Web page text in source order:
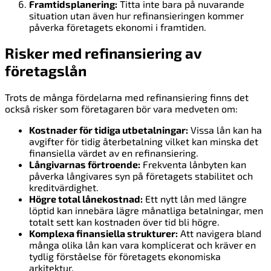
Framtidsplanering: Titta inte bara på nuvarande
situation utan även hur refinansieringen kommer
påverka företagets ekonomi i framtiden.
Risker med refinansiering av
företagslån
Trots de många fördelarna med refinansiering finns det
också risker som företagaren bör vara medveten om:
Kostnader för tidiga utbetalningar: Vissa lån kan ha
avgifter för tidig återbetalning vilket kan minska det
finansiella värdet av en refinansiering.
Långivarnas förtroende: Frekventa lånbyten kan
påverka långivares syn på företagets stabilitet och
kreditvärdighet.
Högre total lånekostnad: Ett nytt lån med längre
löptid kan innebära lägre månatliga betalningar, men
totalt sett kan kostnaden över tid bli högre.
Komplexa finansiella strukturer: Att navigera bland
många olika lån kan vara komplicerat och kräver en
tydlig förståelse för företagets ekonomiska
arkitektur.